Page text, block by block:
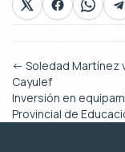
← Soledad Martínez
Cayulef
Inversión en
Provincial de